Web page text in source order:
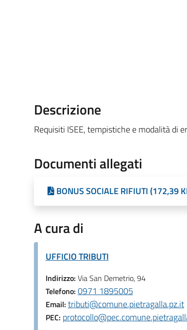
Descrizione
Requisiti ISEE, tempistiche e modalità di
Documenti allegati
BONUS SOCIALE RIFIUTI (172,39
A cura di
UFFICIO TRIBUTI
Indirizzo: Via San Demetrio, 94
Telefono: 0971 1895005
Email: tributi@comune.pietragalla.pz.it
PEC: